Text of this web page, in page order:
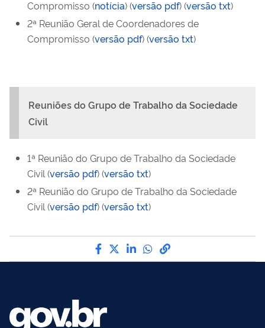
Compromisso (notícia) (versão pdf) (versão txt)
2ª Reunião Geral de Coordenadores de
Compromisso (versão pdf) (versão txt)
Reuniões do Grupo de Trabalho da Sociedade
Civil
1ª Reunião do Grupo de Trabalho da Sociedade
Civil (versão pdf) (versão txt)
2ª Reunião do Grupo de Trabalho da Sociedade
Civil (versão pdf) (versão txt)
Compartilhe por Facebook
Compartilhe por Twitter
Compartilhe por
Compartilhe por
link para Copiar